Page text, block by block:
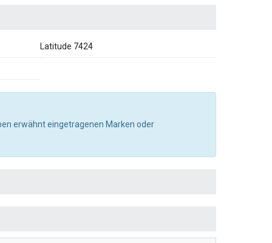
Latitude 7424
erwähnt eingetragenen Marken oder